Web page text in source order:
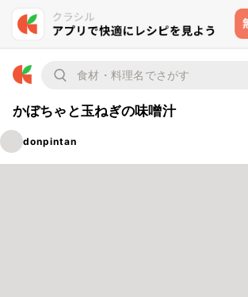
かぼちゃと玉ねぎの味噌汁
donpintan